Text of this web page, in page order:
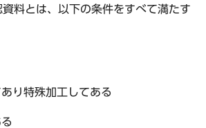
料とは、以下の条件をすべて満たす
り特殊加工してある